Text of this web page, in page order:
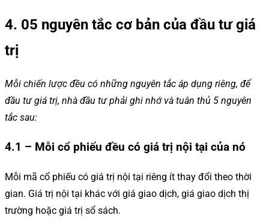
4. 05 nguyên tắc cơ bản của đầu tư giá
trị
Mỗi chiến lược đều có những nguyên tắc áp dụng riêng, để
đầu tư giá trị, nhà đầu tư phải ghi nhớ và tuân thủ 5 nguyên
tắc sau:
4.1 – Mỗi cổ phiếu đều có giá trị nội tại của nó
Mỗi mã cổ phiếu có giá trị nội tại riêng ít thay đổi theo thời
gian. Giá trị nội tại khác với giá giao dịch, giá giao dịch thị
trường hoặc giá trị sổ sách.